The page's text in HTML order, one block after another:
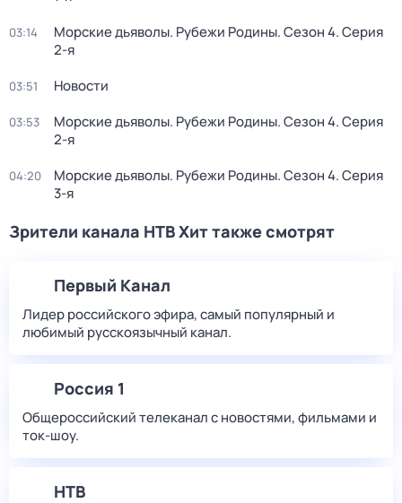
03:14 Морские дьяволы. Рубежи Родины. Сезон 4. Серия
2-я
03:51 Новости
03:53 Морские дьяволы. Рубежи Родины. Сезон 4. Серия
2-я
04:20 Морские дьяволы. Рубежи Родины. Сезон 4. Серия
3-я
Зрители канала НТВ Хит также смотрят
Первый Канал
Лидер российского эфира, самый популярный и
любимый русскоязычный канал.
Россия 1
Общероссийский телеканал с новостями, фильмами и
ток-шоу.
НТВ